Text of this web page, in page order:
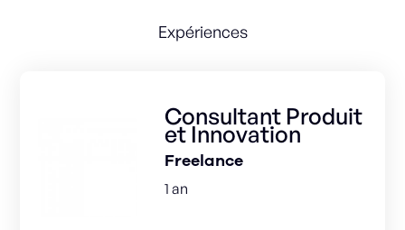
Expériences
Consultant Produit
et Innovation
Freelance
1 an